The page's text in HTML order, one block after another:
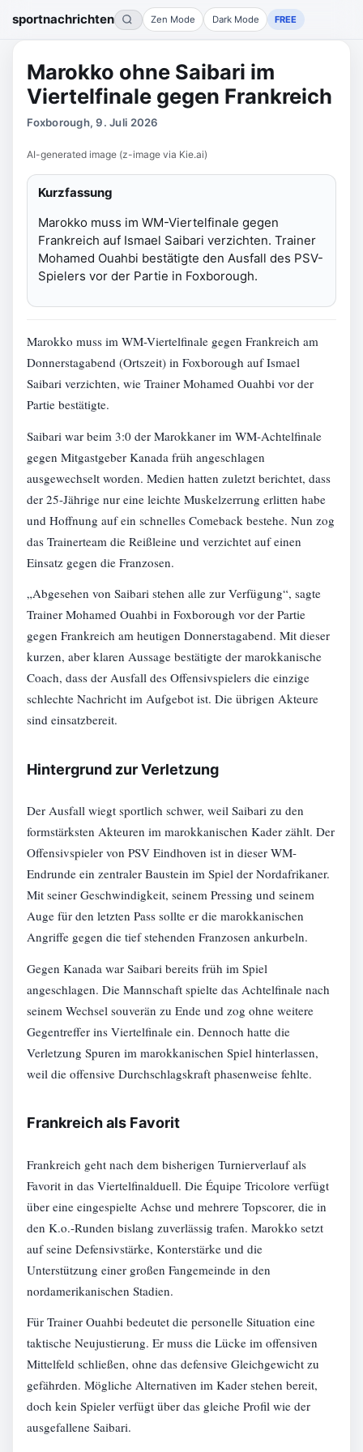
sportnachrichten Zen Mode Dark Mode FREE
Marokko ohne Saibari im
Viertelfinale gegen Frankreich
Foxborough, 9. Juli 2026
AI-generated image (z-image via Kie.ai)
Kurzfassung
Marokko muss im WM-Viertelfinale gegen
Frankreich auf Ismael Saibari verzichten. Trainer
Mohamed Ouahbi bestätigte den Ausfall des PSV-
Spielers vor der Partie in Foxborough.
Marokko muss im WM-Viertelfinale gegen Frankreich am
Donnerstagabend (Ortszeit) in Foxborough auf Ismael
Saibari verzichten, wie Trainer Mohamed Ouahbi vor der
Partie bestätigte.
Saibari war beim 3:0 der Marokkaner im WM-Achtelfinale
gegen Mitgastgeber Kanada früh angeschlagen
ausgewechselt worden. Medien hatten zuletzt berichtet, dass
der 25-Jährige nur eine leichte Muskelzerrung erlitten habe
und Hoffnung auf ein schnelles Comeback bestehe. Nun zog
das Trainerteam die Reißleine und verzichtet auf einen
Einsatz gegen die Franzosen.
„Abgesehen von Saibari stehen alle zur Verfügung“, sagte
Trainer Mohamed Ouahbi in Foxborough vor der Partie
gegen Frankreich am heutigen Donnerstagabend. Mit dieser
kurzen, aber klaren Aussage bestätigte der marokkanische
Coach, dass der Ausfall des Offensivspielers die einzige
schlechte Nachricht im Aufgebot ist. Die übrigen Akteure
sind einsatzbereit.
Hintergrund zur Verletzung
Der Ausfall wiegt sportlich schwer, weil Saibari zu den
formstärksten Akteuren im marokkanischen Kader zählt. Der
Offensivspieler von PSV Eindhoven ist in dieser WM-
Endrunde ein zentraler Baustein im Spiel der Nordafrikaner.
Mit seiner Geschwindigkeit, seinem Pressing und seinem
Auge für den letzten Pass sollte er die marokkanischen
Angriffe gegen die tief stehenden Franzosen ankurbeln.
Gegen Kanada war Saibari bereits früh im Spiel
angeschlagen. Die Mannschaft spielte das Achtelfinale nach
seinem Wechsel souverän zu Ende und zog ohne weitere
Gegentreffer ins Viertelfinale ein. Dennoch hatte die
Verletzung Spuren im marokkanischen Spiel hinterlassen,
weil die offensive Durchschlagskraft phasenweise fehlte.
Frankreich als Favorit
Frankreich geht nach dem bisherigen Turnierverlauf als
Favorit in das Viertelfinalduell. Die Équipe Tricolore verfügt
über eine eingespielte Achse und mehrere Topscorer, die in
den K.o.-Runden bislang zuverlässig trafen. Marokko setzt
auf seine Defensivstärke, Konterstärke und die
Unterstützung einer großen Fangemeinde in den
nordamerikanischen Stadien.
Für Trainer Ouahbi bedeutet die personelle Situation eine
taktische Neujustierung. Er muss die Lücke im offensiven
Mittelfeld schließen, ohne das defensive Gleichgewicht zu
gefährden. Mögliche Alternativen im Kader stehen bereit,
doch kein Spieler verfügt über das gleiche Profil wie der
ausgefallene Saibari.